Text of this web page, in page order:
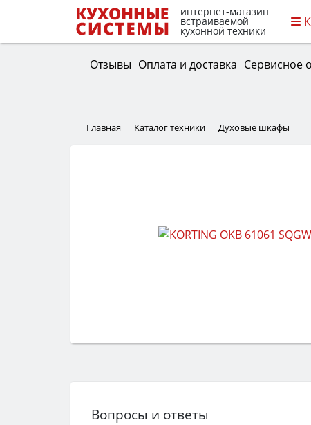
интернет-магазин
встраиваемой
кухонной техники
Отзывы Оплата и доставка Сервисное
Главная Каталог техники Духовые шкафы
Вопросы и ответы